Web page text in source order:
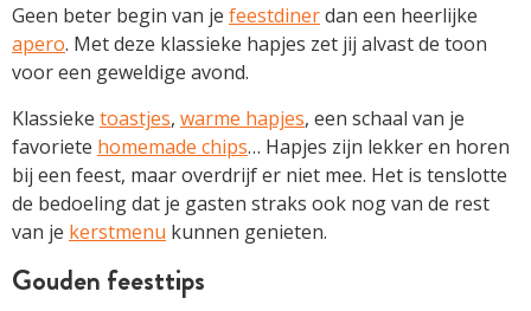
Geen beter begin van je feestdinerdan een heerlijke
apero. Met deze klassieke hapjes zet jij alvast de toon
voor een geweldige avond.
Klassieke toastjes, warme hapjes, een schaal van je
favoriete homemade chips… Hapjes zijn lekker en horen
bij een feest, maar overdrijf er niet mee. Het is tenslotte
de bedoeling dat je gasten straks ook nog van de rest
van je kerstmenu kunnen genieten.
Gouden feesttips